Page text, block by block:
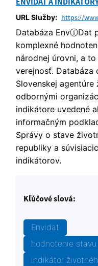
URL Služby: https://
Databáza EnvⓘDat
komplexné
národnej úrovni, a
verejnosť. Databáza
Slovenskej
odbornými
indikátore uvedené
informačným
Správy o stave
republiky a
indikátorov.
Kľúčové slová:
Envidat
hodnotenie
indikátor